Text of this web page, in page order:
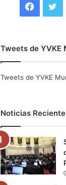
F
c
o
k
i
r
Tweets de YVKE
Tweets de YVKE
Noticias